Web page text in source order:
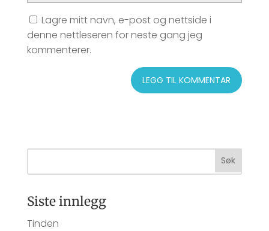
Lagre mitt navn, e-post og nettside i
denne nettleseren for neste gang jeg
kommenterer.
Siste innlegg
Tinden